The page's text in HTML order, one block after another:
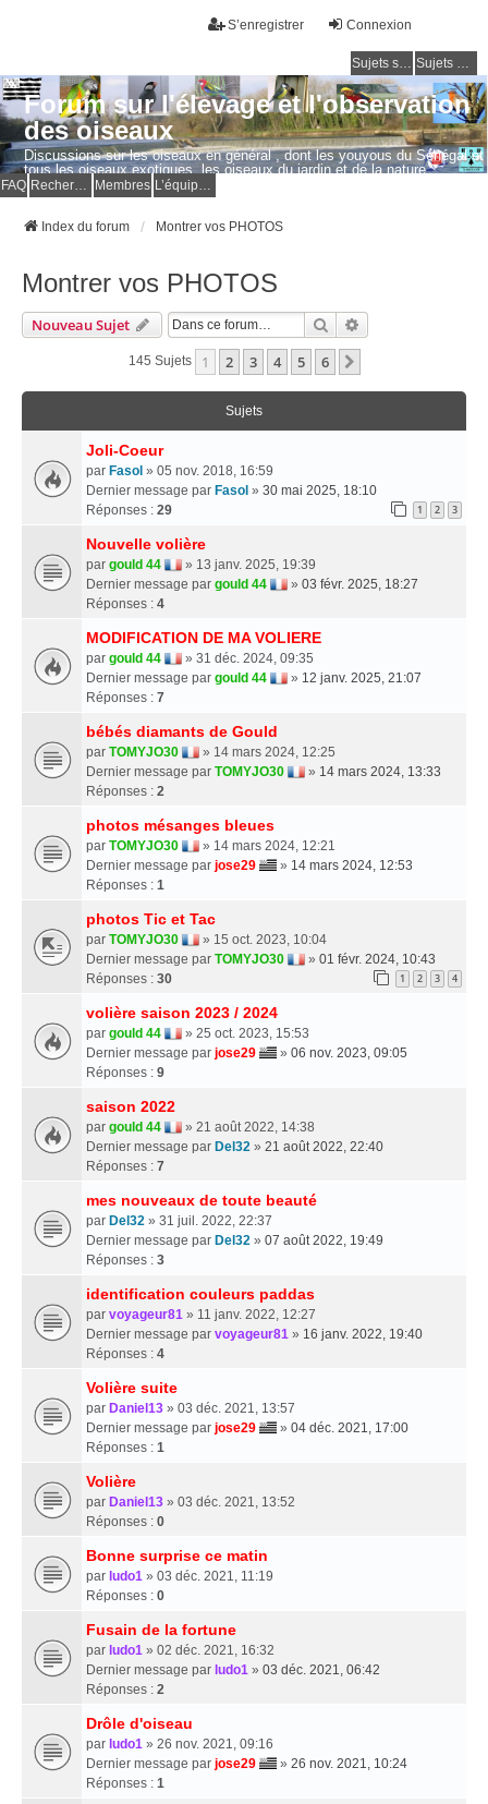
Connexion
S’enregistrer
Sujets sans réponse Sujets actifs
Forum sur l'élevage et l'observation
des oiseaux
Discussions sur les oiseaux en général , dont les youyous du Sénégal et
tous les oiseaux exotiques, les oiseaux du jardin et de la nature.
Questions, photos, expériences.
FAQ Membres
Index du forum Montrer vos PHOTOS
Montrer vos PHOTOS
Nouveau Sujet Rechercher
145 Sujets 1 2 3 4 5 6
Sujets
Joli-Coeur
par Fasol » 05 nov. 2018, 16:59
Dernier message par Fasol » 30 mai 2025, 18:10
Réponses : 29 1 2 3
Nouvelle volière
par gould 44
» 13 janv. 2025, 19:39
Dernier message par gould 44 » 03 févr. 2025, 18:27
Réponses : 4
MODIFICATION DE MA VOLIERE
par gould 44
» 31 déc. 2024, 09:35
Dernier message par gould 44 » 12 janv. 2025, 21:07
Réponses : 7
bébés diamants de Gould
par TOMYJO30
» 14 mars 2024, 12:25
Dernier message par TOMYJO30 » 14 mars 2024, 13:33
Réponses : 2
photos mésanges bleues
par TOMYJO30
» 14 mars 2024, 12:21
Dernier message par jose29 » 14 mars 2024, 12:53
Réponses : 1
photos Tic et Tac
par TOMYJO30
» 15 oct. 2023, 10:04
Dernier message par TOMYJO30 » 01 févr. 2024, 10:43
Réponses : 30 1 2 3 4
volière saison 2023 / 2024
par gould 44
» 25 oct. 2023, 15:53
Dernier message par jose29 » 06 nov. 2023, 09:05
Réponses : 9
saison 2022
par gould 44
» 21 août 2022, 14:38
Dernier message par Del32 » 21 août 2022, 22:40
Réponses : 7
mes nouveaux de toute beauté
par Del32 » 31 juil. 2022, 22:37
Dernier message par Del32 » 07 août 2022, 19:49
Réponses : 3
identification couleurs paddas
par voyageur81 » 11 janv. 2022, 12:27
Dernier message par voyageur81 » 16 janv. 2022, 19:40
Réponses : 4
Volière suite
par Daniel13 » 03 déc. 2021, 13:57
Dernier message par jose29 » 04 déc. 2021, 17:00
Réponses : 1
Volière
par Daniel13 » 03 déc. 2021, 13:52
Réponses : 0
Bonne surprise ce matin
par ludo1 » 03 déc. 2021, 11:19
Réponses : 0
Fusain de la fortune
par ludo1 » 02 déc. 2021, 16:32
Dernier message par ludo1 » 03 déc. 2021, 06:42
Réponses : 2
Drôle d'oiseau
par ludo1 » 26 nov. 2021, 09:16
Dernier message par jose29 » 26 nov. 2021, 10:24
Réponses : 1